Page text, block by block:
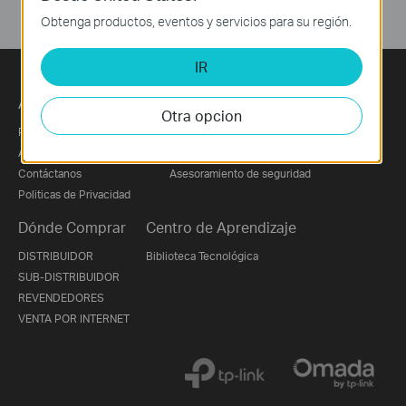
Acerca de Nosotros
Perfil Corporativo
About Us
Contáctanos
Politicas de Privacidad
Prensa
Noticias
Asesoramiento de seguridad
Dónde Comprar
DISTRIBUIDOR
SUB-DISTRIBUIDOR
REVENDEDORES
VENTA POR INTERNET
Centro de Aprendizaje
Biblioteca Tecnológica
Obtenga productos, eventos y servicios para su región.
IR
Otra opcion